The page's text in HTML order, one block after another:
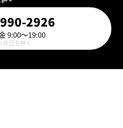
2926